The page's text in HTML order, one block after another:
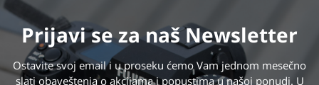
Prijavi seza naš Newsletter
Ostavite svoj email i u proseku ćemo Vam jednom mesečno
slati obaveštenja o akcijama i popustima u našoj ponudi. U